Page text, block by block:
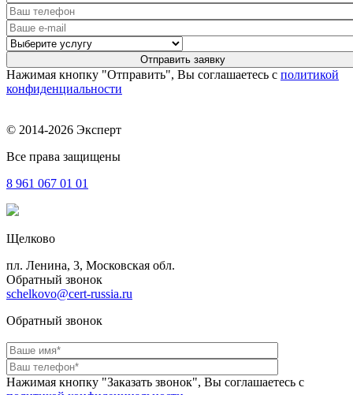
Нажимая кнопку "Отправить", Вы соглашаетесь с политикой
конфиденциальности
© 2014-2026 Эксперт
Все права защищены
8 961 067 01 01
Щелково
пл. Ленина, 3, Московская обл.
Обратный звонок
schelkovo@cert-russia.ru
Обратный звонок
Нажимая кнопку "Заказать звонок", Вы соглашаетесь с